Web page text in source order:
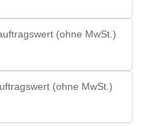
(ohne MwSt.)
(ohne MwSt.)